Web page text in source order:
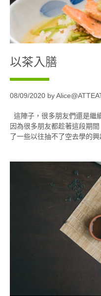
以茶入膳
08/09/2020 by
這陣子，很多朋友們還是繼
因為很多朋友都趁著這段期
了一些以往抽不了空去學的興